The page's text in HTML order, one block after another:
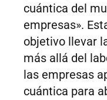
cuántica del
empresas».
objetivo llevar
más allá del
las empresas
cuántica para